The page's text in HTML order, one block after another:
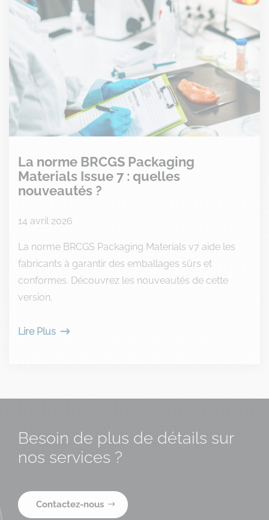
La norme BRCGS Packaging
Materials Issue 7 : quelles
nouveautés ?
14 avril 2026
La norme BRCGS Packaging Materials v7 aide les
fabricants à garantir des emballages sûrs et
conformes. Découvrez les nouveautés de cette
version.
Lire Plus
Besoin de plus de détails sur
nos services ?
Contactez-nous